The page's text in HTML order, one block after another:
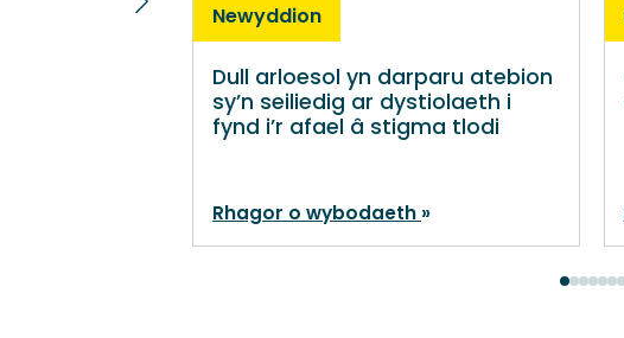
Newyddion
Dull arloesol yn darparu atebion
sy’n seiliedig ar dystiolaeth i
fynd i’r afael â stigma tlodi
Rhagor o wybodaeth